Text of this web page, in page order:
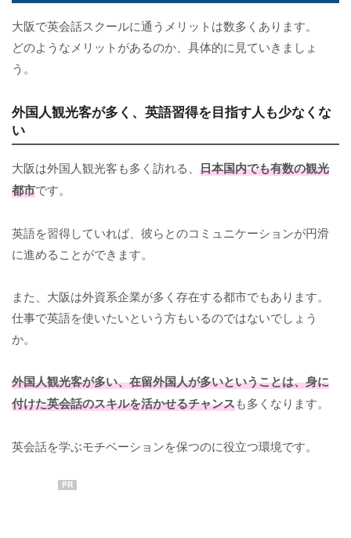
大阪で英会話スクールに通うメリットは数多くあります。
どのようなメリットがあるのか、具体的に見ていきましょ
う。
外国人観光客が多く、英語習得を目指す人も少なくな
い
大阪は外国人観光客も多く訪れる、 日本国内でも有数の観光
都市です。
英語を習得していれば、彼らとのコミュニケーションが円滑
に進めることができます。
また、大阪は外資系企業が多く存在する都市でもあります。
仕事で英語を使いたいという方もいるのではないでしょう
か。
外国人観光客が多い、在留外国人が多いということは、身に
付けた英会話のスキルを活かせるチャンスも多くなります。
英会話を学ぶモチベーションを保つのに役立つ環境です。
PR